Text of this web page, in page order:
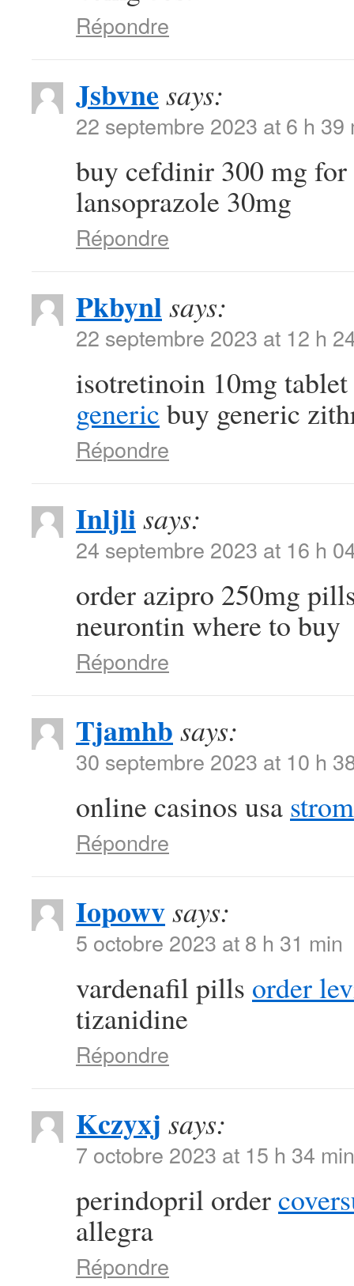
Répondre
Jsbvne says:
22 septembre 2023 at 6 h 39
buy cefdinir 300 mg
lansoprazole 30mg
Répondre
Pkbynlsays:
22 septembre 2023 at 12 h
isotretinoin 10mg tablet
generic buy generic
Répondre
Inljlisays:
24 septembre 2023 at 16 h
order azipro 250mg
neurontin where to buy
Répondre
Tjamhb says:
30 septembre 2023 at 10 h
online casinos usa
Répondre
Iopowvsays:
5 octobre 2023 at 8 h 31 min
vardenafil pills order
tizanidine
Répondre
Kczyxj says:
7 octobre 2023 at 15 h 34 min
perindopril order
allegra
Répondre